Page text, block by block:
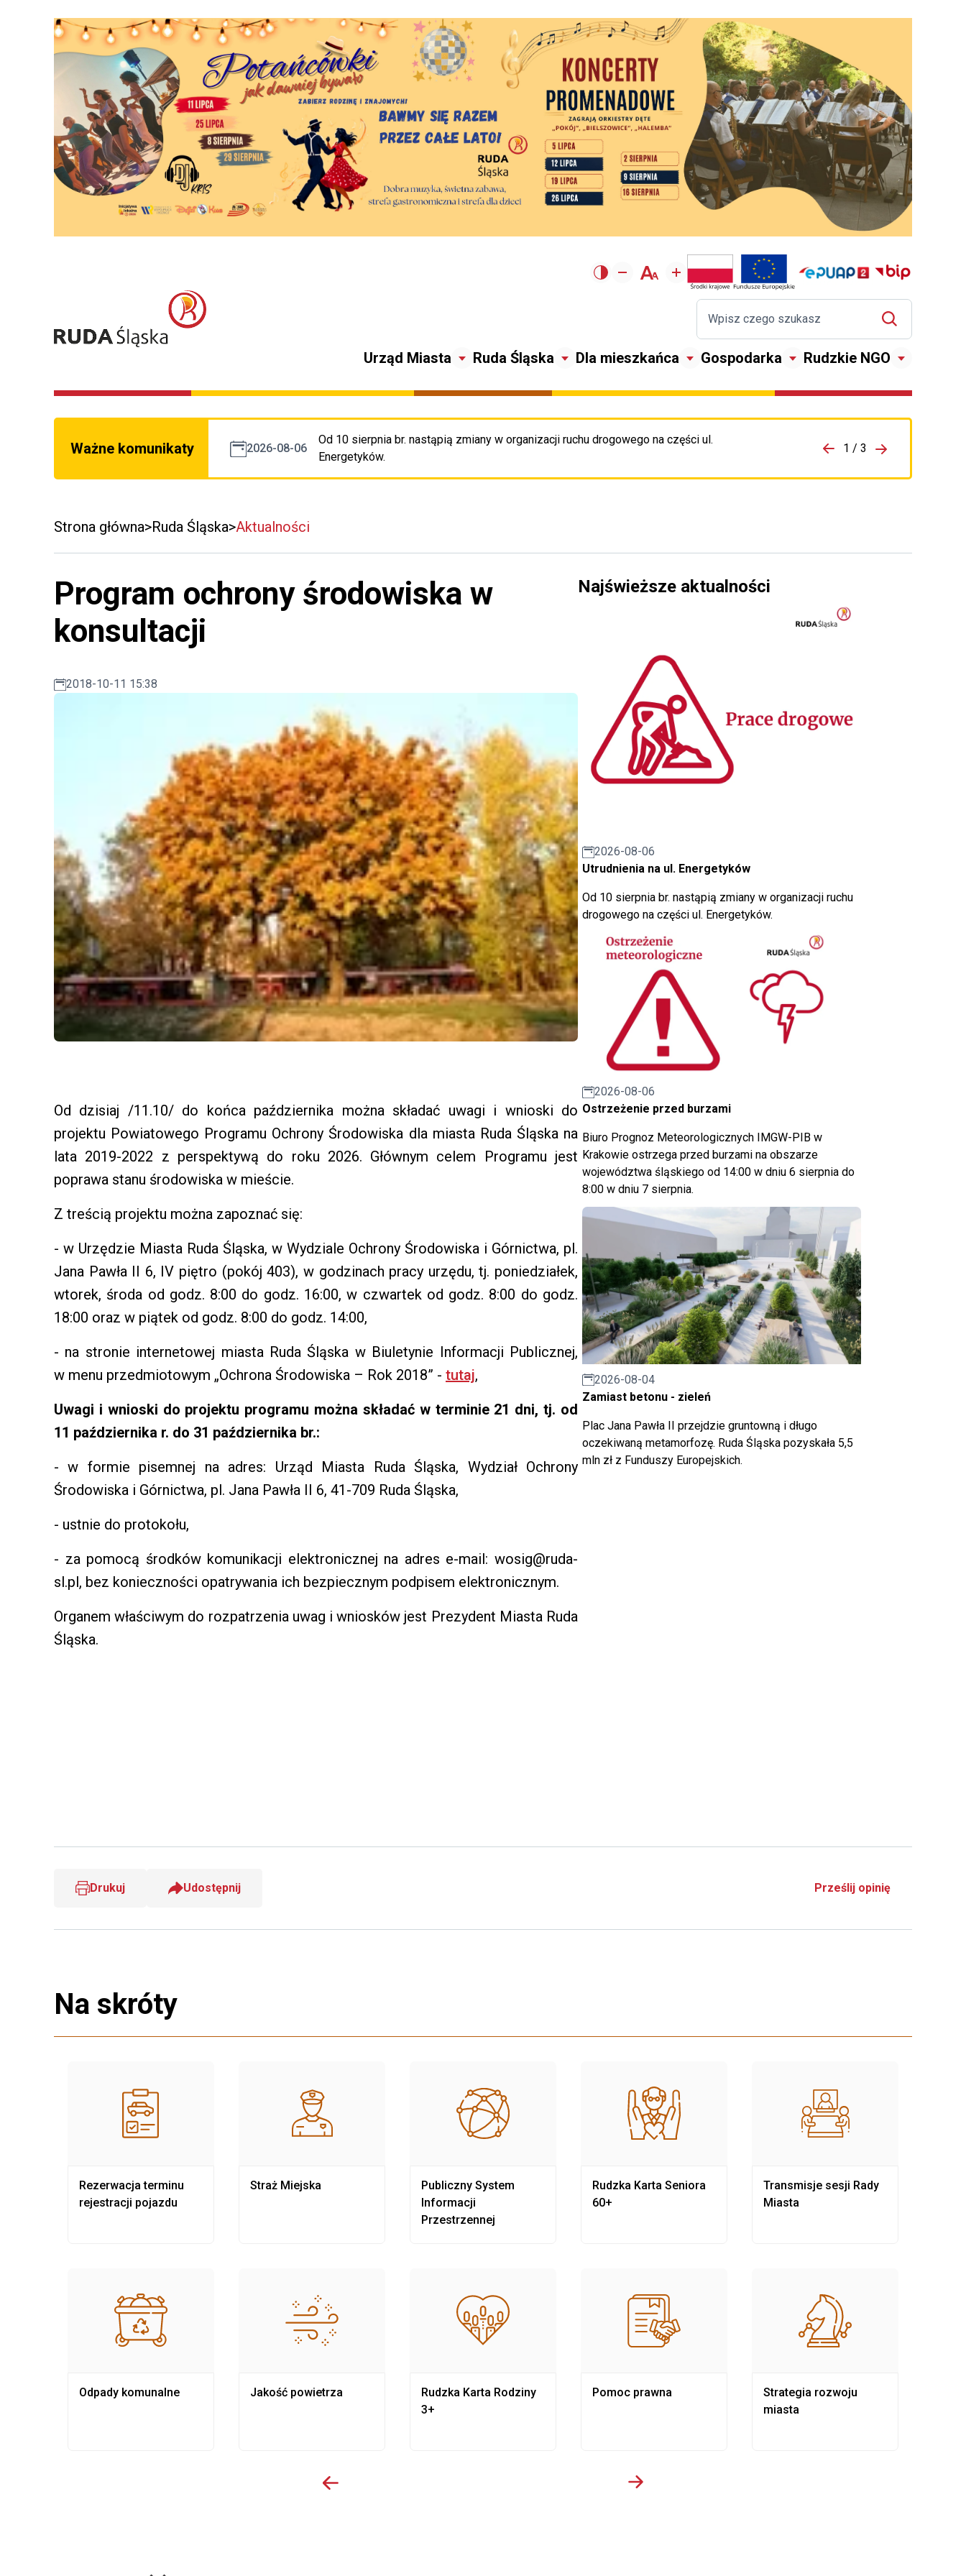
Urząd Miasta Ruda Śląska Dla mieszkańca Gospodarka Rudzkie NGO
Ważne komunikaty 2026-08-06
Od 10 sierpnia br. nastąpią zmiany w organizacji ruchu drogowego na części ul.
Energetyków.
Przejdź do porzpedniego komunikatu 1 / 3
Przejdź do
Strona główna Ruda Śląska Aktualności
Program ochrony środowiska w
konsultacji
2018-10-11 15:38
Od dzisiaj /11.10/ do końca października można składać uwagi i wnioski do
projektu Powiatowego Programu Ochrony Środowiska dla miasta Ruda Śląska na
lata 2019-2022 z perspektywą do roku 2026. Głównym celem Programu jest
poprawa stanu środowiska w mieście.
Z treścią projektu można zapoznać się:
- w Urzędzie Miasta Ruda Śląska, w Wydziale Ochrony Środowiska i Górnictwa, pl.
Jana Pawła II 6, IV piętro (pokój 403), w godzinach pracy urzędu, tj. poniedziałek,
wtorek, środa od godz. 8:00 do godz. 16:00, w czwartek od godz. 8:00 do godz.
18:00 oraz w piątek od godz. 8:00 do godz. 14:00,
- na stronie internetowej miasta Ruda Śląska w Biuletynie Informacji Publicznej,
w menu przedmiotowym „Ochrona Środowiska – Rok 2018” - tutaj,
Uwagi i wnioski do projektu programu można składać w terminie 21 dni, tj. od
11 października r. do 31 października br.:
- w formie pisemnej na adres: Urząd Miasta Ruda Śląska, Wydział Ochrony
Środowiska i Górnictwa, pl. Jana Pawła II 6, 41-709 Ruda Śląska,
- ustnie do protokołu,
- za pomocą środków komunikacji elektronicznej na adres e-mail: wosig@ruda-
sl.pl, bez konieczności opatrywania ich bezpiecznym podpisem elektronicznym.
Organem właściwym do rozpatrzenia uwag i wniosków jest Prezydent Miasta Ruda
Śląska.
Najświeższe aktualności
2026-08-06
Utrudnienia na ul. Energetyków
Od 10 sierpnia br. nastąpią zmiany w organizacji ruchu
drogowego na części ul. Energetyków.
2026-08-06
Ostrzeżenie przed burzami
Biuro Prognoz Meteorologicznych IMGW-PIB w
Krakowie ostrzega przed burzami na obszarze
województwa śląskiego od 14:00 w dniu 6 sierpnia do
8:00 w dniu 7 sierpnia.
2026-08-04
Zamiast betonu - zieleń
Plac Jana Pawła II przejdzie gruntowną i długo
oczekiwaną metamorfozę. Ruda Śląska pozyskała 5,5
mln zł z Funduszy Europejskich.
Drukuj Udostępnij Prześlij opinię
Na skróty
Rezerwacja terminu
rejestracji pojazdu
Odpady komunalne
Straż Miejska
Jakość powietrza
Publiczny System
Informacji
Przestrzennej
Rudzka Karta Rodziny
3+
Rudzka Karta Seniora
60+
Pomoc prawna
Transmisje sesji Rady
Miasta
Strategia rozwoju
miasta